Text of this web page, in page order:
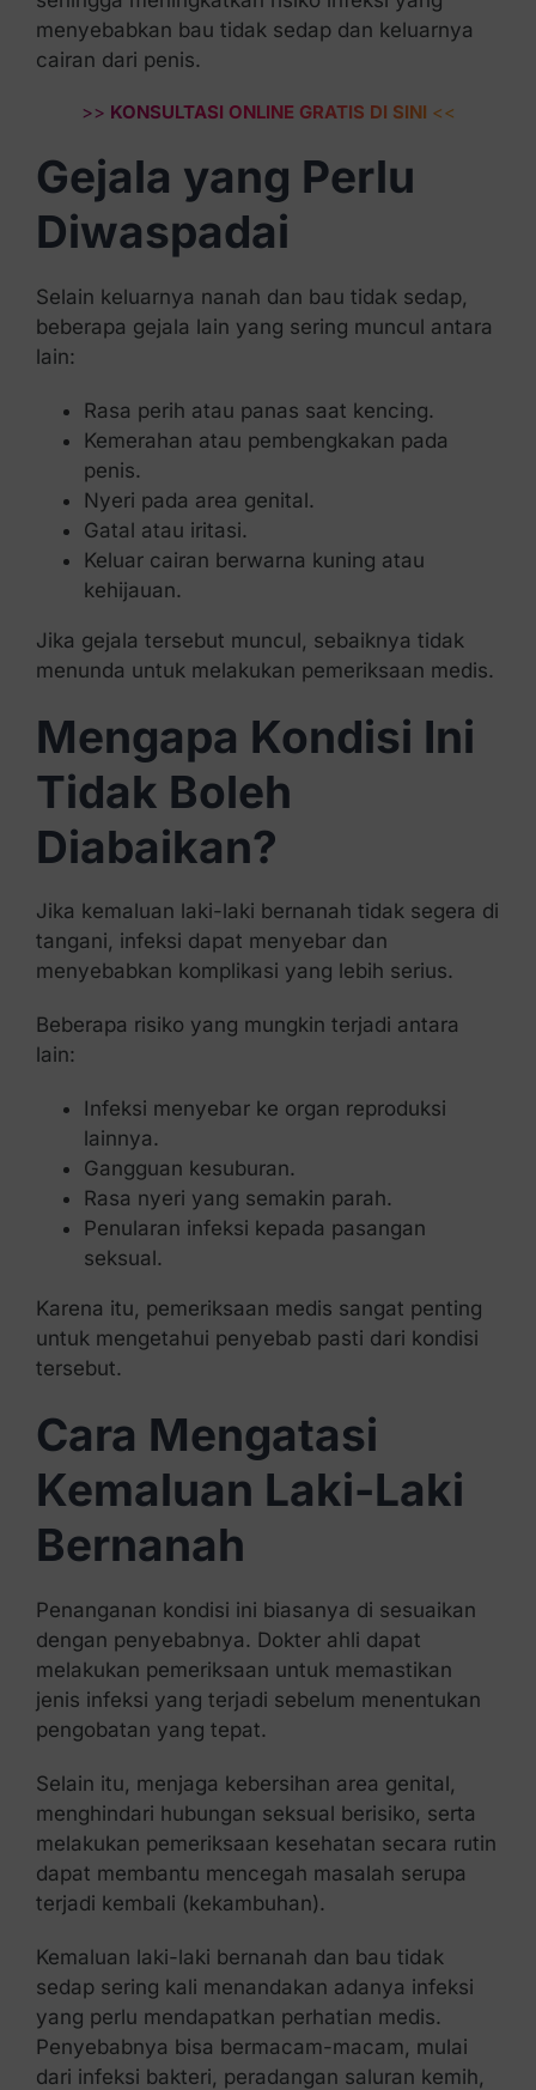
menyebabkan bau tidak sedap dan keluarnya
cairan dari penis.
>> KONSULTASI ONLINE GRATIS DI SINI <<
Gejala yang Perlu
Diwaspadai
Selain keluarnya nanah dan bau tidak sedap,
beberapa gejala lain yang sering muncul antara
lain:
Rasa perih atau panas saat kencing.
Kemerahan atau pembengkakan pada
penis.
Nyeri pada area genital.
Gatal atau iritasi.
Keluar cairan berwarna kuning atau
kehijauan.
Jika gejala tersebut muncul, sebaiknya tidak
menunda untuk melakukan pemeriksaan medis.
Mengapa Kondisi Ini
Tidak Boleh
Diabaikan?
Jika kemaluan laki-laki bernanah tidak segera di
tangani, infeksi dapat menyebar dan
menyebabkan komplikasi yang lebih serius.
Beberapa risiko yang mungkin terjadi antara
lain:
Infeksi menyebar ke organ reproduksi
lainnya.
Gangguan kesuburan.
Rasa nyeri yang semakin parah.
Penularan infeksi kepada pasangan
seksual.
Karena itu, pemeriksaan medis sangat penting
untuk mengetahui penyebab pasti dari kondisi
tersebut.
Cara Mengatasi
Kemaluan Laki-Laki
Bernanah
Penanganan kondisi ini biasanya di sesuaikan
dengan penyebabnya. Dokter ahli dapat
melakukan pemeriksaan untuk memastikan
jenis infeksi yang terjadi sebelum menentukan
pengobatan yang tepat.
Selain itu, menjaga kebersihan area genital,
menghindari hubungan seksual berisiko, serta
melakukan pemeriksaan kesehatan secara rutin
dapat membantu mencegah masalah serupa
terjadi kembali (kekambuhan).
Kemaluan laki-laki bernanah dan bau tidak
sedap sering kali menandakan adanya infeksi
yang perlu mendapatkan perhatian medis.
Penyebabnya bisa bermacam-macam, mulai
dari infeksi bakteri, peradangan saluran kemih,